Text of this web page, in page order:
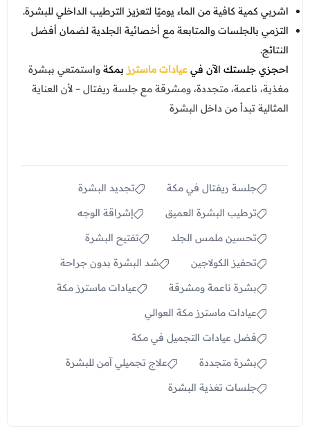
اشربي كمية كافية من الماء يوميًا لتعزيز الترطيب الداخلي للبشرة.
التزمي بالجلسات والمتابعة مع أخصائية الجلدية لضمان أفضل
النتائج.
احجزي جلستك الآن في عيادات ماسترزبمكةواستمتعي ببشرة
مغذية، ناعمة، متجددة، ومشرقة مع جلسة ريفتال – لأن العناية
المثالية تبدأ من داخل البشرة
جلسة ريفتال في مكة
تجديد البشرة
ترطيب البشرة العميق
إشراقة الوجه
تحسين ملمس الجلد
تفتيح البشرة
تحفيز الكولاجين
شد البشرة بدون جراحة
بشرة ناعمة ومشرقة
عيادات ماسترز مكة
عيادات ماسترز مكة العوالي
فضل عيادات التجميل في مكة
بشرة متجددة
علاج تجميلي آمن للبشرة
جلسات تغذية البشرة